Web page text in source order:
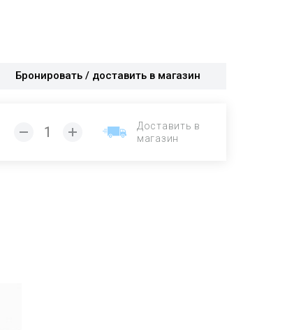
Бронировать / доставить в магазин
Доставить в
магазин